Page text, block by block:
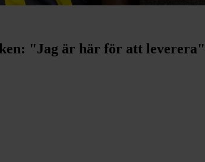
"Jag är här för att leverera"